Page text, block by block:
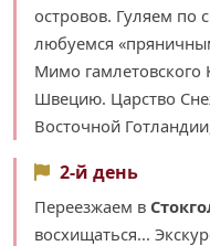
островов. Гуляем по
любуемся
Мимо
Швецию. Царство
Восточной
2-й день
Переезжаем в
восхищаться...